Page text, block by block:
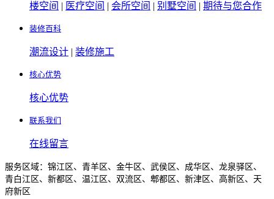
楼空间 | 医疗空间 | 会所空间 | 别墅空间 | 期待与您合作
装修百科
潮流设计 | 装修施工
核心优势
核心优势
联系我们
在线留言
服务区域：锦江区、青羊区、金牛区、武侯区、成华区、龙泉驿区、
青白江区、新都区、温江区、双流区、郫都区、新津区、高新区、天
府新区